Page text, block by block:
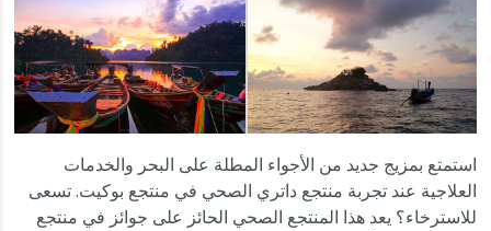
استمتع بمزيج جديد من الأجواء المطلة على البحر والخدمات
العلاجية عند تجربة منتجع داتري الصحي في منتجع بوكيت. تسعى
للاسترخاء؟ يعد هذا المنتجع الصحي الحائز على جوائز في منتجع